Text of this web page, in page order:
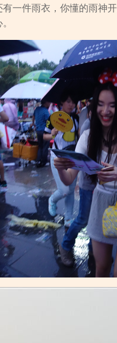
一件雨衣，你懂的雨神